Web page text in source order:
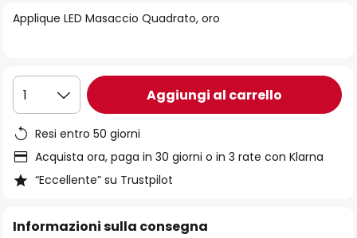
immagini
Applique LED Masaccio Quadrato, oro
1 Aggiungi al carrello
Resi entro 50 giorni
Acquista ora, paga in 30 giorni o in 3 rate con Klarna
“Eccellente” su Trustpilot
Informazioni sulla consegna